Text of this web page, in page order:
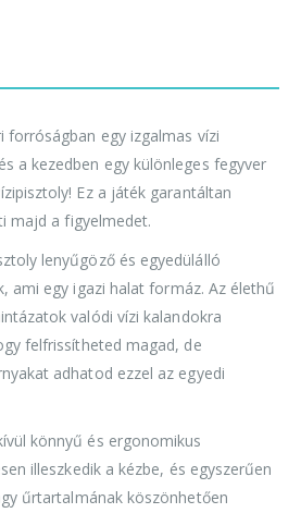
forróságban egy izgalmas vízi
a kezedben egy különleges fegyver
Ez a játék garantáltan
majd a figyelmedet.
lenyűgöző és egyedülálló
ami egy igazi halat formáz. Az élethű
valódi vízi kalandokra
felfrissítheted magad, de
adhatod ezzel az egyedi
könnyű és ergonomikus
illeszkedik a kézbe, és egyszerűen
űrtartalmának köszönhetően